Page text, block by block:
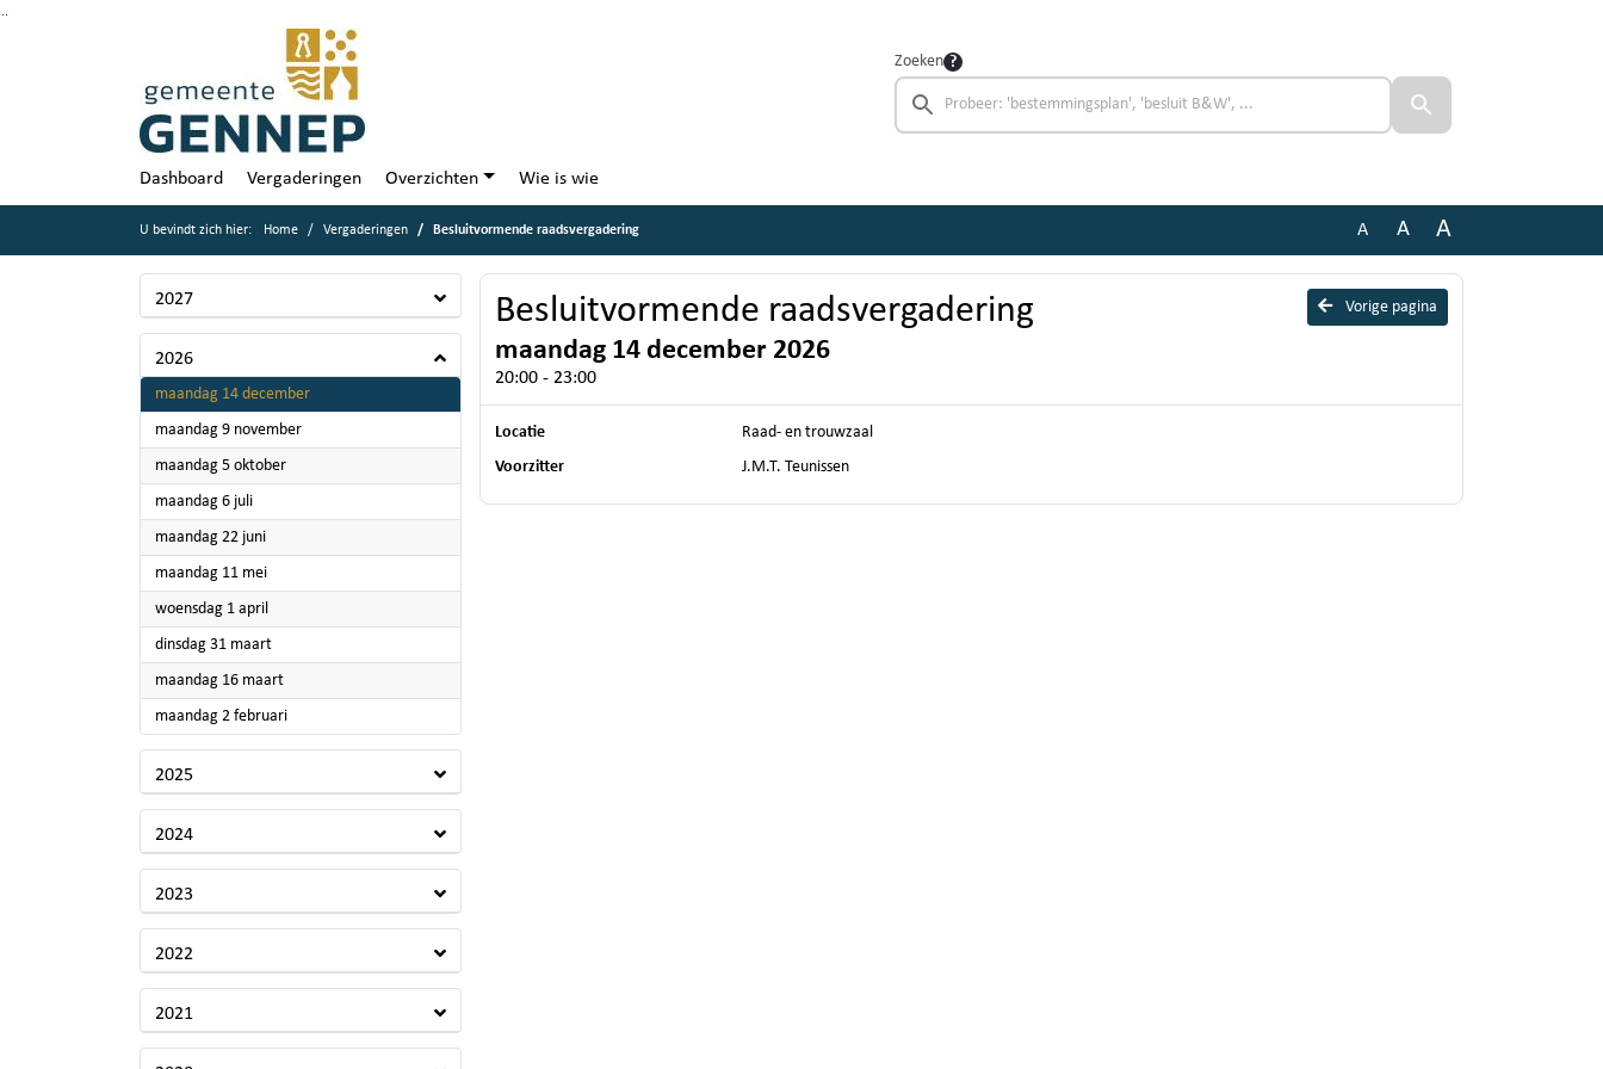
Zoeken
Dashboard Vergaderingen Overzichten Wie is wie
U bevindt zich hier: Home Vergaderingen Besluitvormende raadsvergadering A A A
2027
2026
maandag 14 december2026
maandag 9 november2026
maandag 5 oktober2026
maandag 6 juli2026
maandag 22 juni2026
maandag 11 mei2026
woensdag 1 april
dinsdag 31 maart2026
maandag 16 maart2026
maandag 2 februari2026
2025
2024
2023
2022
2021
Vorige pagina
Besluitvormende raadsvergadering
maandag 14 december 2026
20:00 - 23:00
Locatie
Raad- en trouwzaal
Voorzitter
J.M.T. Teunissen